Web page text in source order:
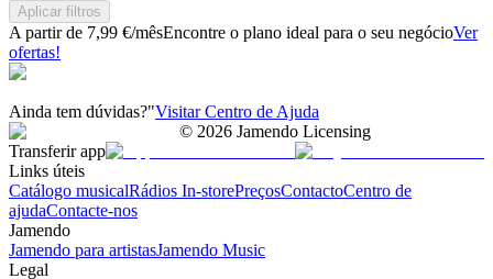
Aplicar filtros
A partir de 7,99 €/mêsEncontre o plano ideal para o seu negócioVer
ofertas!
Ainda tem dúvidas?"Visitar Centro de Ajuda
© 2026 Jamendo Licensing
Transferir app
Links úteis
Catálogo musicalRádios In-storePreçosContactoCentro de
ajudaContacte-nos
Jamendo
Jamendo para artistasJamendo Music
Legal